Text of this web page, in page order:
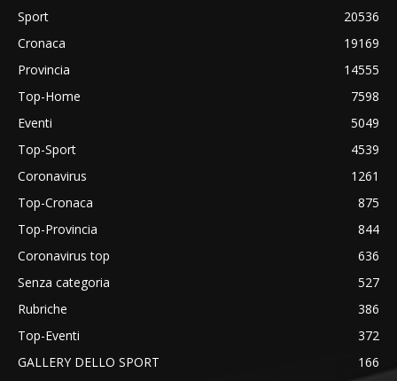
Sport
20536
Cronaca
19169
Provincia
14555
Top-Home
7598
Eventi
5049
Top-Sport
4539
Coronavirus
1261
Top-Cronaca
875
Top-Provincia
844
Coronavirus top
636
Senza categoria
527
Rubriche
386
Top-Eventi
372
GALLERY DELLO SPORT
166